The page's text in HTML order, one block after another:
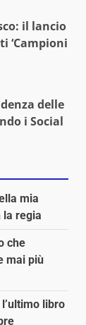
il lancio
‘Campioni
delle
i Social
mia
la regia
che
mai più
libro